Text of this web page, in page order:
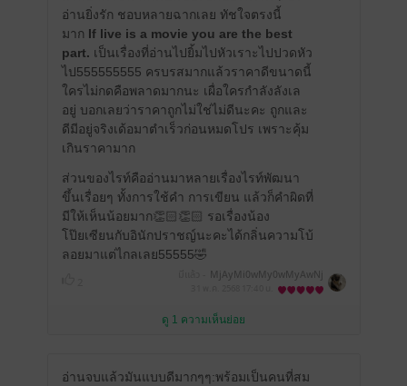
อ่านยิ่งรัก ชอบหลายฉากเลย ทัชใจตรงนี้
มาก If live is a movie you are the best
part. เป็นเรื่องที่อ่านไปยิ้มไปหัวเราะไปปวดหัว
ไป555555555 ครบรสมากแล้วราคาดีขนาดนี้
ใครไม่กดคือพลาดมากนะ เผื่อใครกำลังลังเล
อยู่ บอกเลยว่าราคาถูกไม่ใช่ไม่ดีนะคะ ถูกและ
ดีมีอยู่จริงเด้อมาตำเร็วก่อนหมดโปร เพราะคุ้ม
เกินราคามาก
ส่วนของไรท์คืออ่านมาหลายเรื่องไรท์พัฒนา
ขึ้นเรื่อยๆ ทั้งการใช้คำ การเขียน แล้วก็คำผิดที่
มีให้เห็นน้อยมาก👏🏻👏🏻 รอเรื่องน้อง
โป๊ยเซียนกับอินักปราชญ์นะคะได้กลิ่นความโบ้
ลอยมาแต่ไกลเลย55555🤣
MjAyMi0wMy0wMyAwNj
o1Nzo1Nw==
ดู 1 ความเห็นย่อย
อ่านจบแล้วมันแบบดีมากๆๆ:พร้อมเป็นคนที่สม